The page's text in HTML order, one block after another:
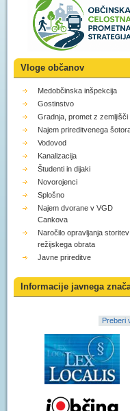
Vloge občanov
Medobčinska inšpekcija
Gostinstvo
Gradnja, promet z zemljišči
Najem prireditvenega
Vodovod
Kanalizacija
Študenti in dijaki
Novorojenci
Splošno
Najem dvorane v VGD
Cankova
Naročilo opravljanja storitev
režijskega obrata
Javne prireditve
Informacije javnega
Preberi